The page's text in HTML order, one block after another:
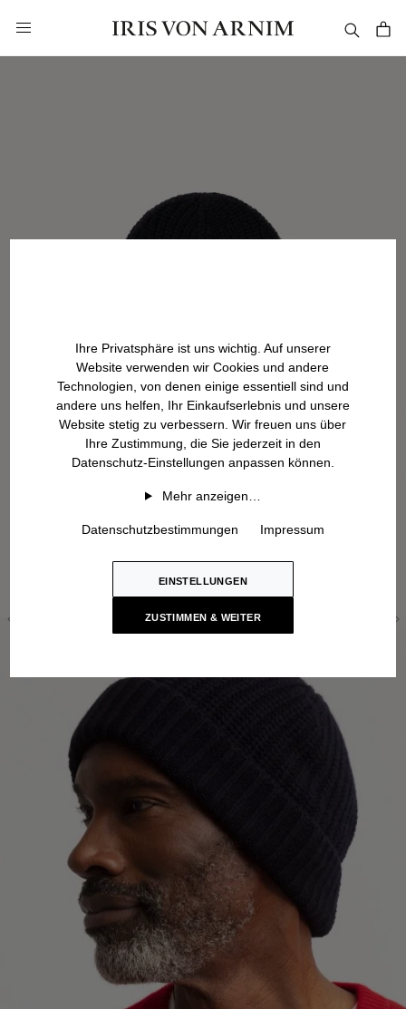
Ihre Privatsphäre ist uns wichtig. Auf unserer
Website verwenden wir Cookies und andere
Technologien, von denen einige essentiell sind und
andere uns helfen, Ihr Einkaufserlebnis und unsere
Website stetig zu verbessern. Wir freuen uns über
Ihre Zustimmung, die Sie jederzeit in den
Datenschutz-Einstellungen anpassen können.
Mehr anzeigen…
Datenschutzbestimmungen Impressum
EINSTELLUNGEN
ZUSTIMMEN & WEITER